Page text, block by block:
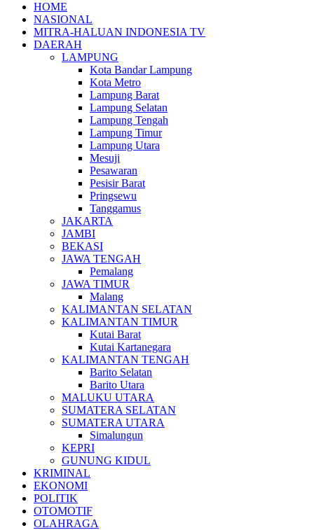
HOME
NASIONAL
MITRA-HALUAN INDONESIA TV
DAERAH
LAMPUNG
Kota Bandar Lampung
Kota Metro
Lampung Barat
Lampung Selatan
Lampung Tengah
Lampung Timur
Lampung Utara
Mesuji
Pesawaran
Pesisir Barat
Pringsewu
Tanggamus
JAKARTA
JAMBI
BEKASI
JAWA TENGAH
Pemalang
JAWA TIMUR
Malang
KALIMANTAN SELATAN
KALIMANTAN TIMUR
Kutai Barat
Kutai Kartanegara
KALIMANTAN TENGAH
Barito Selatan
Barito Utara
MALUKU UTARA
SUMATERA SELATAN
SUMATERA UTARA
Simalungun
KEPRI
GUNUNG KIDUL
KRIMINAL
EKONOMI
POLITIK
OTOMOTIF
OLAHRAGA